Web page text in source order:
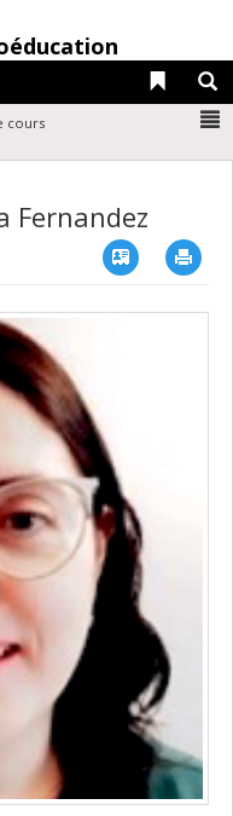
Liens
cours
Fernandez
Vcard